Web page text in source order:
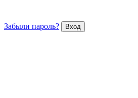
Забыли пароль?